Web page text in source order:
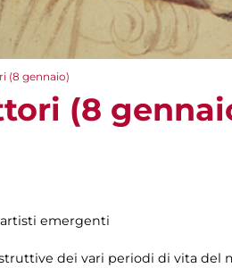
(8 gennaio)
(8
emergenti
dei vari periodi di vita del